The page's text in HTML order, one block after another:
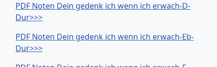
PDF Noten Dein gedenk ich wenn ich erwach-D-
Dur>>>
PDF Noten Dein gedenk ich wenn ich erwach-Eb-
Dur>>>